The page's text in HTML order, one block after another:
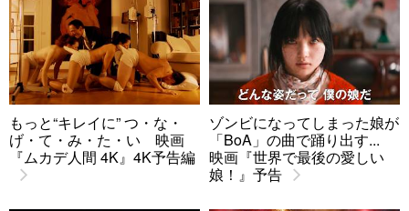
もっと“キレイに” つ・な・
げ・て・み・た・い 映画
『ムカデ人間 4K』4K予告編
ゾンビになってしまった娘が
「BoA」の曲で踊り出す...
映画『世界で最後の愛しい
娘！』予告